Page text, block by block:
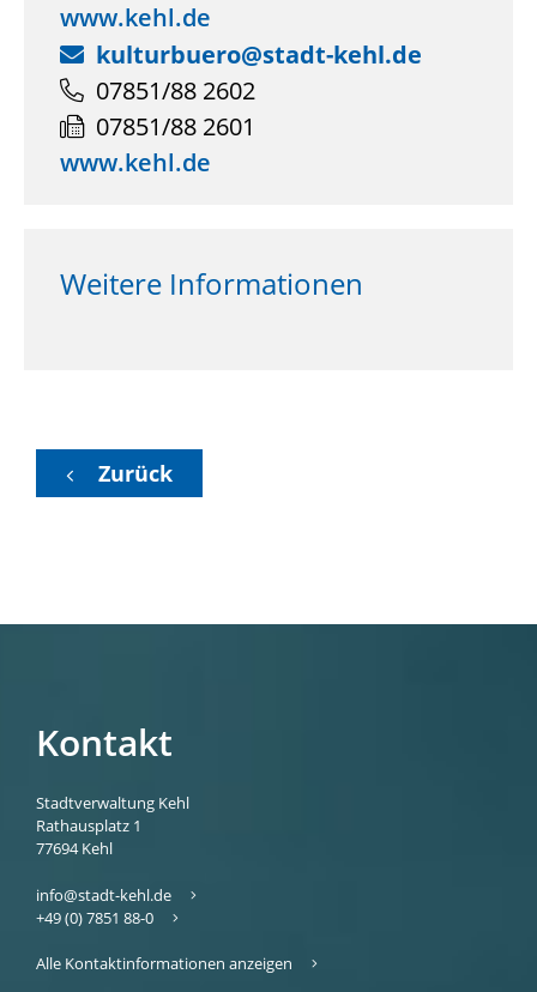
www.kehl.de
kulturbuero@stadt-kehl.de
07851/88 2602
07851/88 2601
www.kehl.de
Weitere Informationen
Zurück
Kontakt
Stadtverwaltung Kehl
Rathausplatz 1
77694 Kehl
info@stadt-kehl.de
+49 (0) 7851 88-0
Alle Kontaktinformationen anzeigen